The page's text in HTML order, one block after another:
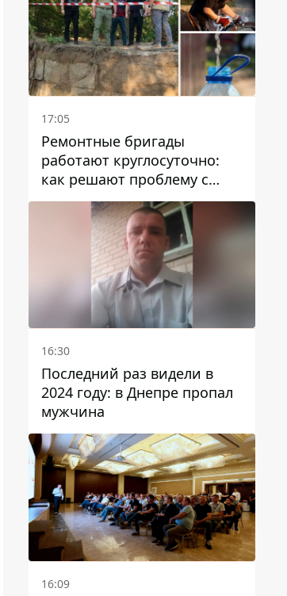
17:05
Ремонтные бригады
работают круглосуточно:
как решают проблему с
водой в Марганецкой
громаде
16:30
Последний раз видели в
2024 году: в Днепре пропал
мужчина
16:09